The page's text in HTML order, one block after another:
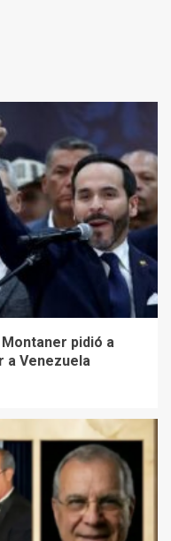
pidió a
a Venezuela